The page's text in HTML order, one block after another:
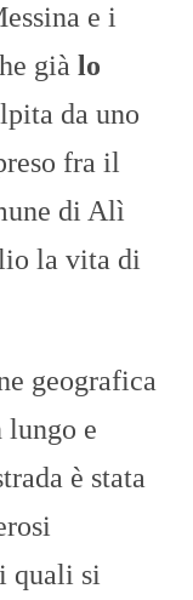
e i
già lo
da uno
fra il
di Alì
la vita di
geografica
lungo e
è stata
quali si